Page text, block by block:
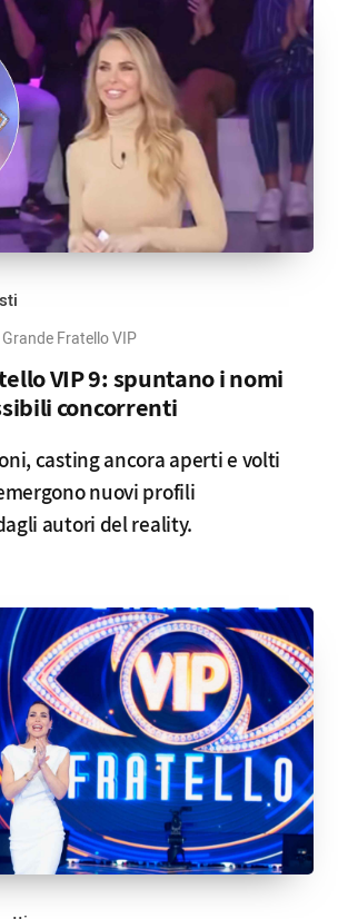
Grande Fratello VIP
VIP 9: spuntano i nomi
concorrenti
casting ancora aperti e volti
nuovi profili
autori del reality.